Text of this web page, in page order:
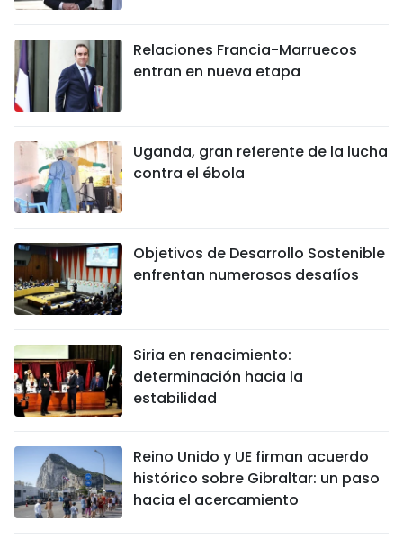
Relaciones Francia-Marruecos
entran en nueva etapa
Uganda, gran referente de la lucha
contra el ébola
Objetivos de Desarrollo Sostenible
enfrentan numerosos desafíos
Siria en renacimiento:
determinación hacia la
estabilidad
Reino Unido y UE firman acuerdo
histórico sobre Gibraltar: un paso
hacia el acercamiento